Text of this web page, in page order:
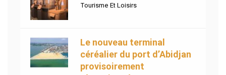
Tourisme Et Loisirs
Le nouveau terminal
céréalier du port d’Abidjan
provisoirement